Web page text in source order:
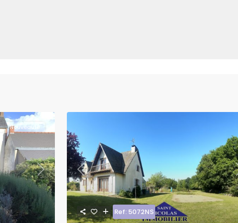
Next
Nouveauté
Previous
Ref: 5072NS